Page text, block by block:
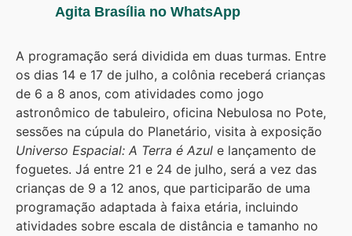
Agita Brasília no WhatsApp
A programação será dividida em duas turmas. Entre
os dias 14 e 17 de julho, a colônia receberá crianças
de 6 a 8 anos, com atividades como jogo
astronômico de tabuleiro, oficina Nebulosa no Pote,
sessões na cúpula do Planetário, visita à exposição
Universo Espacial: A Terra é Azul e lançamento de
foguetes. Já entre 21 e 24 de julho, será a vez das
crianças de 9 a 12 anos, que participarão de uma
programação adaptada à faixa etária, incluindo
atividades sobre escala de distância e tamanho no